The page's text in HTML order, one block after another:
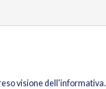
visione dell'informativa.